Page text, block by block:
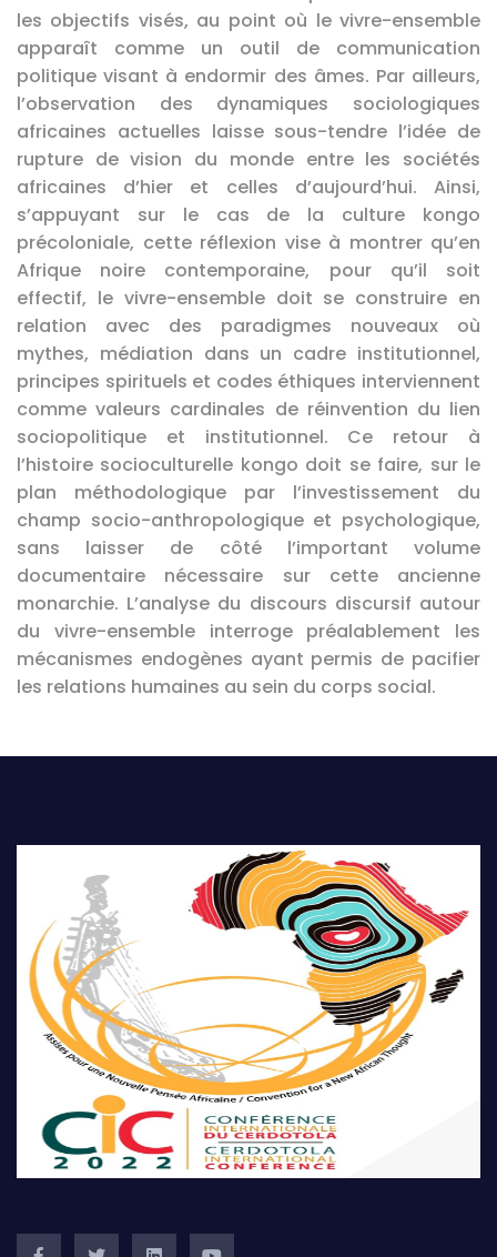
les objectifs visés, au point où le vivre-ensemble
apparaît comme un outil de communication
politique visant à endormir des âmes. Par ailleurs,
l’observation des dynamiques sociologiques
africaines actuelles laisse sous-tendre l’idée de
rupture de vision du monde entre les sociétés
africaines d’hier et celles d’aujourd’hui. Ainsi,
s’appuyant sur le cas de la culture kongo
précoloniale, cette réflexion vise à montrer qu’en
Afrique noire contemporaine, pour qu’il soit
effectif, le vivre-ensemble doit se construire en
relation avec des paradigmes nouveaux où
mythes, médiation dans un cadre institutionnel,
principes spirituels et codes éthiques interviennent
comme valeurs cardinales de réinvention du lien
sociopolitique et institutionnel. Ce retour à
l’histoire socioculturelle kongo doit se faire, sur le
plan méthodologique par l’investissement du
champ socio-anthropologique et psychologique,
sans laisser de côté l’important volume
documentaire nécessaire sur cette ancienne
monarchie. L’analyse du discours discursif autour
du vivre-ensemble interroge préalablement les
mécanismes endogènes ayant permis de pacifier
les relations humaines au sein du corps social.